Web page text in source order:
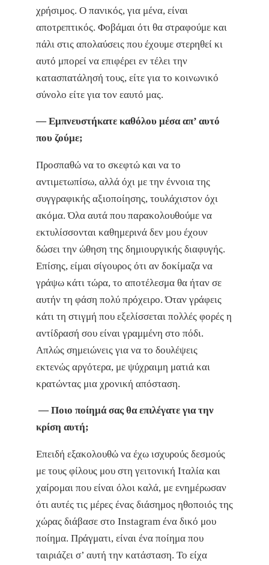
χρήσιμος. Ο πανικός, για μένα, είναι
αποτρεπτικός. Φοβάμαι ότι θα στραφούμε και
πάλι στις απολαύσεις που έχουμε στερηθεί κι
αυτό μπορεί να επιφέρει εν τέλει την
κατασπατάλησή τους, είτε για το κοινωνικό
σύνολο είτε για τον εαυτό μας.
— Εμπνευστήκατε καθόλου μέσα απ’ αυτό
που ζούμε;
Προσπαθώ να το σκεφτώ και να το
αντιμετωπίσω, αλλά όχι με την έννοια της
συγγραφικής αξιοποίησης, τουλάχιστον όχι
ακόμα. Όλα αυτά που παρακολουθούμε να
εκτυλίσσονται καθημερινά δεν μου έχουν
δώσει την ώθηση της δημιουργικής διαφυγής.
Επίσης, είμαι σίγουρος ότι αν δοκίμαζα να
γράψω κάτι τώρα, το αποτέλεσμα θα ήταν σε
αυτήν τη φάση πολύ πρόχειρο. Όταν γράφεις
κάτι τη στιγμή που εξελίσσεται πολλές φορές η
αντίδρασή σου είναι γραμμένη στο πόδι.
Απλώς σημειώνεις για να το δουλέψεις
εκτενώς αργότερα, με ψύχραιμη ματιά και
κρατώντας μια χρονική απόσταση.
— Ποιο ποίημά σας θα επιλέγατε για την
κρίση αυτή;
Επειδή εξακολουθώ να έχω ισχυρούς δεσμούς
με τους φίλους μου στη γειτονική Ιταλία και
χαίρομαι που είναι όλοι καλά, με ενημέρωσαν
ότι αυτές τις μέρες ένας διάσημος ηθοποιός της
χώρας διάβασε στο Ιnstagram ένα δικό μου
ποίημα. Πράγματι, είναι ένα ποίημα που
ταιριάζει σ’ αυτή την κατάσταση. Το είχα